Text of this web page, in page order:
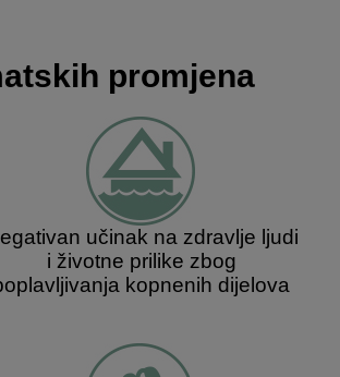
promjena
učinak na zdravlje ljudi
i životne prilike zbog
kopnenih dijelova